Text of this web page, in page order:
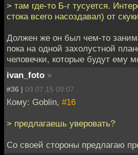
> там где-то Б-г тусуется.
стока всего насоздавал) от
Должен же он был чем-то
пока на одной захолустной
человечки, которые будут ему
ivan_foto »
#36 | 09.07.15 09:07
Кому: Goblin, #16
> предлагаешь уверовать?
Со своей стороны предлагаю